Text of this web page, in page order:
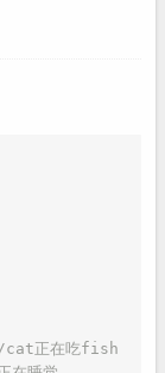
正在吃fish